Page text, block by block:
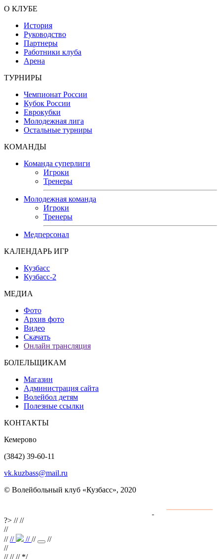
О КЛУБЕ
История
Руководство
Партнеры
Работники клуба
Арена
ТУРНИРЫ
Чемпионат России
Кубок России
Еврокубки
Молодежная лига
Остальные турниры
КОМАНДЫ
Команда суперлиги
Игроки
Тренеры
Молодежная команда
Игроки
Тренеры
Медперсонал
КАЛЕНДАРЬ ИГР
Кузбасс
Кузбасс-2
МЕДИА
Фото
Архив фото
Видео
Скачать
Онлайн трансляция
БОЛЕЛЬЩИКАМ
Магазин
Администрация сайта
Волейбол детям
Полезные ссылки
КОНТАКТЫ
Кемерово
(3842) 39-60-11
vk.kuzbass@mail.ru
© Волейбольный клуб «Кузбасс», 2020
?> ////
//
//// ////
//
//
//// // */